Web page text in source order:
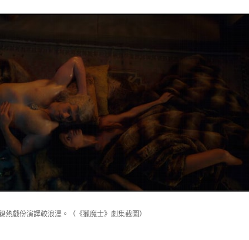
戲份演譯較浪漫。（《獵魔士》劇集截圖）